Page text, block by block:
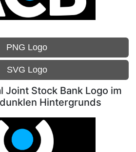
PNG Logo
SVG Logo
Joint Stock Bank Logo im
Hintergrunds